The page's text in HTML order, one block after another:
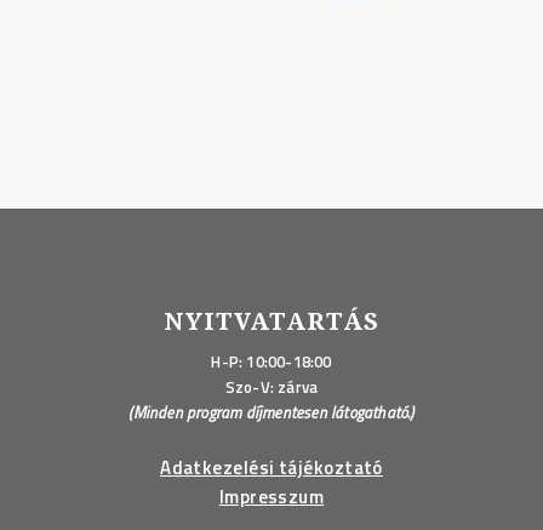
NYITVATARTÁS
H-P: 10:00-18:00
Szo-V: zárva
(Minden program díjmentesen látogatható.)
Adatkezelési tájékoztató
Impresszum